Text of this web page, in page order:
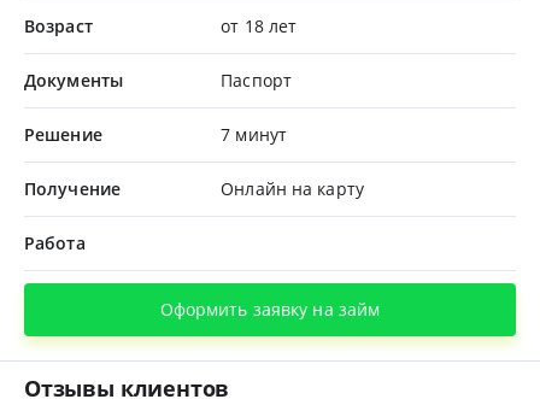
Возраст от 18 лет
Документы Паспорт
Решение 7 минут
Получение Онлайн на карту
Работа
Оформить заявку на займ
Отзывы клиентов